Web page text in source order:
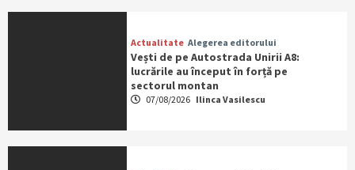
Actualitate Alegerea editorului
Vești de pe Autostrada Unirii A8:
lucrările au început în forță pe
sectorul montan
07/08/2026 Ilinca Vasilescu